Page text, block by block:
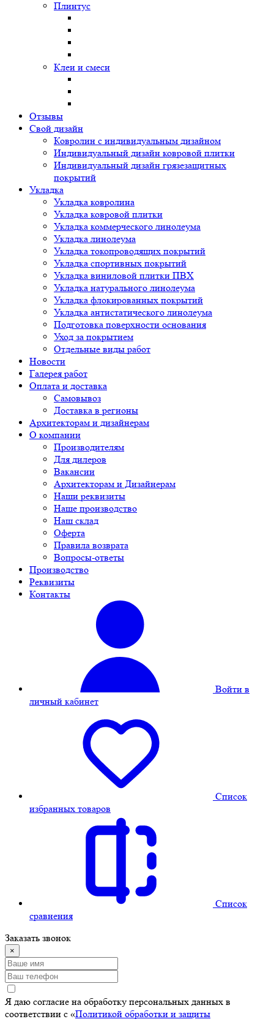
Плинтус
Клеи и смеси
Отзывы
Свой дизайн
Ковролин с индивидуальным дизайном
Индивидуальный дизайн ковровой плитки
Индивидуальный дизайн грязезащитных
покрытий
Укладка
Укладка ковролина
Укладка ковровой плитки
Укладка коммерческого линолеума
Укладка линолеума
Укладка токопроводящих покрытий
Укладка спортивных покрытий
Укладка виниловой плитки ПВХ
Укладка натурального линолеума
Укладка флокированных покрытий
Укладка антистатического линолеума
Подготовка поверхности основания
Уход за покрытием
Отдельные виды работ
Новости
Галерея работ
Оплата и доставка
Самовывоз
Доставка в регионы
Архитекторам и дизайнерам
О компании
Производителям
Для дилеров
Вакансии
Архитекторам и Дизайнерам
Наши реквизиты
Наше производство
Наш склад
Оферта
Правила возврата
Вопросы-ответы
Производство
Реквизиты
Контакты
Войти в
личный кабинет
Cписок
избранных товаров
Cписок
сравнения
Заказать звонок
×
Я даю согласие на обработку персональных данных в
соответствии с «Политикой обработки и защиты